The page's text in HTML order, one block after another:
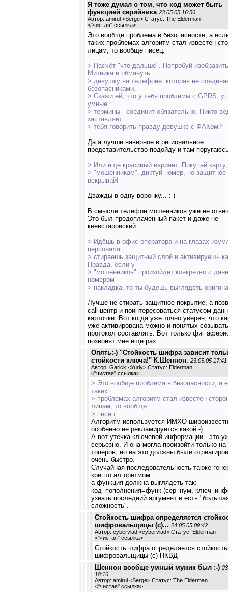
Я тоже думал о том, что код может быть
функцией серийника 23.05.05 16:56
Автор: amirul <Serge> Статус: The Elderman
<"чистая" ссылка>
Это вообще проблема в безопасности, а
таких проблемах алгоритм стал известен
лицам, то вообще писец.
> Насчёт "что дальше". Попробуй изобразить
Митника и обмануть
> девушку на телефоне, которая не
безопасниками.
> Скажи ей, что у тебя проблемы с GPRS,
умные
> термины - соединит обязательно. Никто
заставляет
> тебя говорить правду девушке с ФАКом?
Да я лучше наверное в региональное
представительство подойду и там
> Или ещё красивый вариант. Покупай
> "мошенникам", диктуй номер, но защитное
вскрывай!
Дважды в одну воронку... :-)
В смысле телефон мошенников уже не
Это был предоплаченный пакет и даже не
киевстаровский.
> Идёшь в офис оператора и на глазах
персонала
> стираешь защитный слой и активируешь
Правда, если у
> "мошенников" произойдёт конкретно с
номером
> накладка, то ты будешь выглядеть
Лучше не стирать защитное покрытие, а
call-центр и поинтересоваться статусом
карточки. Вот когда уже точно уверен, что
уже активирована можно и понятых
протокол составлять. Вот только фиг
позвонят мне еще раз
Опять:-) "Стойкость шифра зависит
стойкости ключа!" К.Шеннон. 23.05.05 17:41
Автор: Garick <Yuriy> Статус: Elderman
<"чистая" ссылка>
> Это вообще проблема в безопасности, а
таких
> проблемах алгоритм стал известен
лицам, то вообще
> писец.
Алгоритм используется ИМХО
особенно не рекламируется какой:-)
А вот утечка ключевой информации - это
серьезно. И она могла произойти только на
топеров, но на это должны были
очень быстро.
Случайная последовательность также
крипто алгоритмом.
а функция должна выглядеть так:
код_пополнения=функ (сер_нум,
узнать последний аргумент и есть
сложность".
Стойкость шифра определяется
шифровальщицы (с)... 24.05.05 09:42
Автор: cybervlad <cybervlad> Статус: Elderman
<"чистая" ссылка>
Стойкость шифра определяется
шифровальщицы (с) НКВД
Шеннон вообще умный мужик был :-)
18:16
Автор: amirul <Serge> Статус: The Elderman
<"чистая" ссылка>